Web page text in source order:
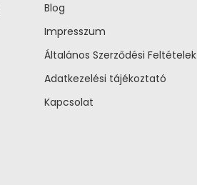
Blog
Impresszum
Általános Szerződési Feltételek
Adatkezelési tájékoztató
Kapcsolat